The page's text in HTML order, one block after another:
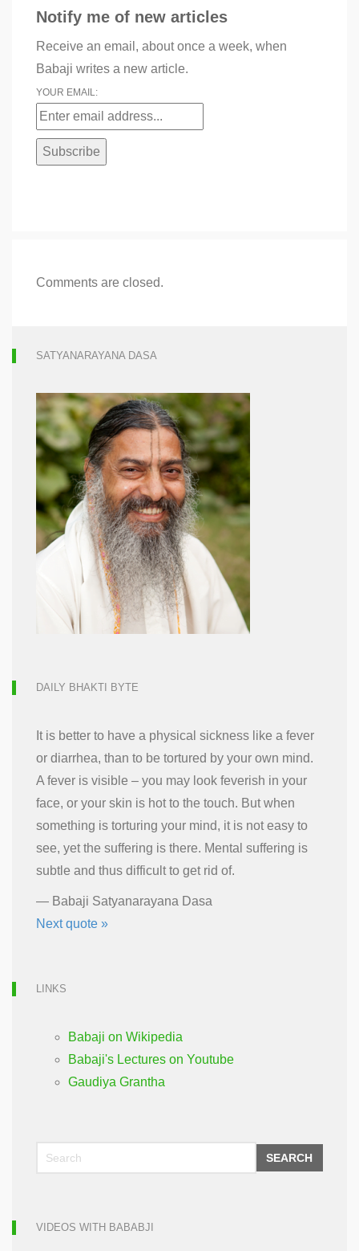
Notify me of new articles
Receive an email, about once a week, when
Babaji writes a new article.
YOUR EMAIL:
Comments are closed.
SATYANARAYANA DASA
DAILY BHAKTI BYTE
It is better to have a physical sickness like a fever
or diarrhea, than to be tortured by your own mind.
A fever is visible – you may look feverish in your
face, or your skin is hot to the touch. But when
something is torturing your mind, it is not easy to
see, yet the suffering is there. Mental suffering is
subtle and thus difficult to get rid of.
— Babaji Satyanarayana Dasa
Next quote »
LINKS
Babaji on Wikipedia
Babaji's Lectures on Youtube
Gaudiya Grantha
SEARCH
VIDEOS WITH BABABJI